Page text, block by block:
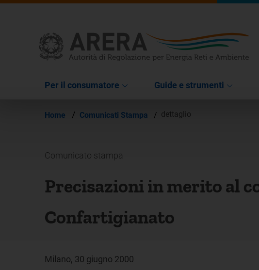
Per il consumatore Guide e strumenti
Home / Comunicati Stampa / dettaglio
Comunicato stampa
Precisazioni in merito al
Confartigianato
Milano, 30 giugno 2000